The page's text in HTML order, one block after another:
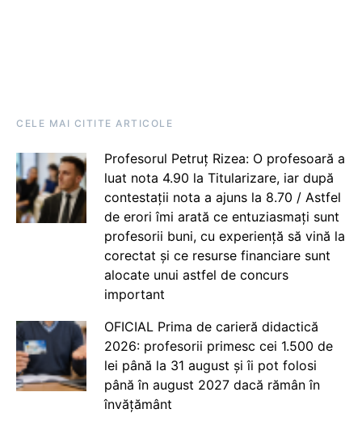
CELE MAI CITITE ARTICOLE
Profesorul Petruț Rizea: O profesoară a
luat nota 4.90 la Titularizare, iar după
contestații nota a ajuns la 8.70 / Astfel
de erori îmi arată ce entuziasmați sunt
profesorii buni, cu experiență să vină la
corectat și ce resurse financiare sunt
alocate unui astfel de concurs
important
OFICIAL Prima de carieră didactică
2026: profesorii primesc cei 1.500 de
lei până la 31 august și îi pot folosi
până în august 2027 dacă rămân în
învățământ